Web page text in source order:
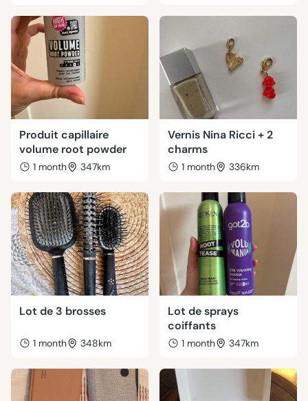
Produit capillaire
volume root powder
1 month 347km
Vernis Nina Ricci + 2
charms
1 month 336km
Lot de 3 brosses
1 month 348km
Lot de sprays
coiffants
1 month 347km